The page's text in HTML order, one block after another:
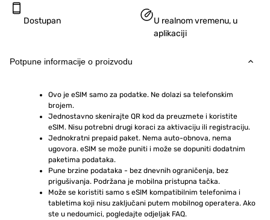
Dostupan
U realnom vremenu, u
aplikaciji
Potpune informacije o proizvodu
Ovo je eSIM samo za podatke. Ne dolazi sa telefonskim
brojem.
Jednostavno skenirajte QR kod da preuzmete i koristite
eSIM. Nisu potrebni drugi koraci za aktivaciju ili registraciju.
Jednokratni prepaid paket. Nema auto-obnova, nema
ugovora. eSIM se može puniti i može se dopuniti dodatnim
paketima podataka.
Pune brzine podataka - bez dnevnih ograničenja, bez
prigušivanja. Podržana je mobilna pristupna tačka.
Može se koristiti samo s eSIM kompatibilnim telefonima i
tabletima koji nisu zaključani putem mobilnog operatera. Ako
ste u nedoumici, pogledajte odjeljak FAQ.